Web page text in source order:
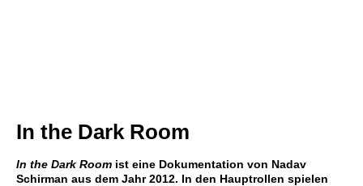
In the Dark Room
In the Dark Room ist eine Dokumentation von Nadav
Schirman aus dem Jahr 2012. In den Hauptrollen spielen